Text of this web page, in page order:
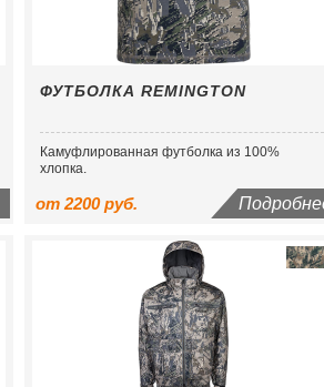
ФУТБОЛКА REMINGTON
Камуфлированная футболка из 100%
хлопка.
от 2200 руб.